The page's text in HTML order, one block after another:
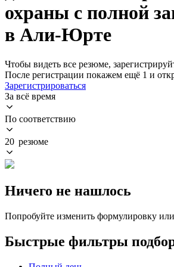
охраны с полной
в Али-Юрте
Чтобы видеть все резюме,
После регистрации покажем ещё 1 и
Зарегистрироваться
За всё время
По соответствию
20 резюме
Ничего не нашлось
Попробуйте изменить формулировку
Быстрые фильтры